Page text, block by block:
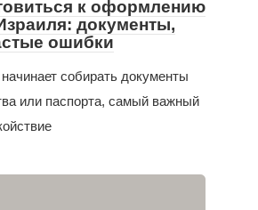
к оформлению
документы,
ошибки
начинает собирать документы
или паспорта, самый важный